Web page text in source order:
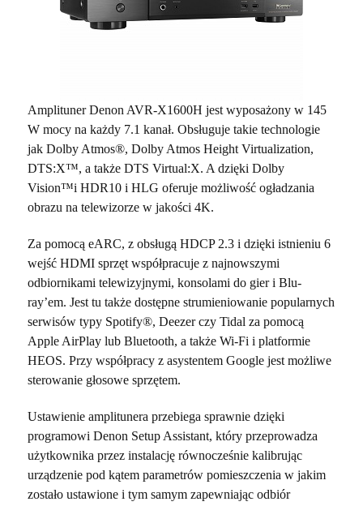
Amplituner Denon AVR-X1600H jest wyposażony w 145
W mocy na każdy 7.1 kanał. Obsługuje takie technologie
jak Dolby Atmos®, Dolby Atmos Height Virtualization,
DTS:X™, a także DTS Virtual:X. A dzięki Dolby
Vision™i HDR10 i HLG oferuje możliwość ogładzania
obrazu na telewizorze w jakości 4K.
Za pomocą eARC, z obsługą HDCP 2.3 i dzięki istnieniu 6
wejść HDMI sprzęt współpracuje z najnowszymi
odbiornikami telewizyjnymi, konsolami do gier i Blu-
ray’em. Jest tu także dostępne strumieniowanie popularnych
serwisów typy Spotify®, Deezer czy Tidal za pomocą
Apple AirPlay lub Bluetooth, a także Wi-Fi i platformie
HEOS. Przy współpracy z asystentem Google jest możliwe
sterowanie głosowe sprzętem.
Ustawienie amplitunera przebiega sprawnie dzięki
programowi Denon Setup Assistant, który przeprowadza
użytkownika przez instalację równocześnie kalibrując
urządzenie pod kątem parametrów pomieszczenia w jakim
zostało ustawione i tym samym zapewniając odbiór